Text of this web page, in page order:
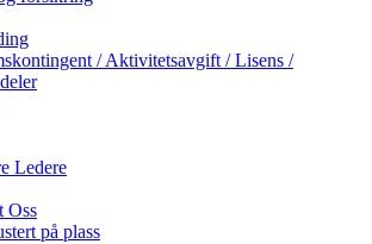
/ Aktivitetsavgift / Lisens /
Ledere
Oss
på plass